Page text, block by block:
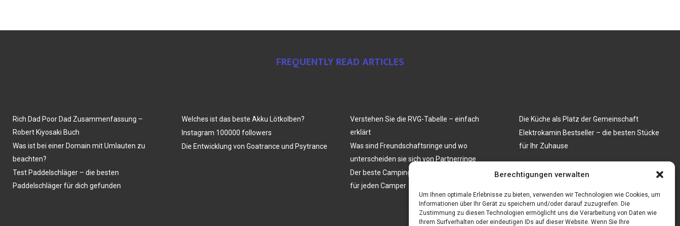
Berechtigungen verwalten
Um Ihnen optimale Erlebnisse zu bieten, verwenden wir Technologien wie Cookies, um
Informationen über Ihr Gerät zu speichern und/oder darauf zuzugreifen. Die
Zustimmung zu diesen Technologien ermöglicht uns die Verarbeitung von Daten wie
Ihrem Surfverhalten oder eindeutigen IDs auf dieser Website. Wenn Sie Ihre
FREQUENTLY READ ARTICLES
Rich Dad Poor Dad Zusammenfassung –
Robert Kiyosaki Buch
Was ist bei einer Domain mit Umlauten zu
beachten?
Test Paddelschläger – die besten
Paddelschläger für dich gefunden
Welches ist das beste Akku Lötkolben?
Instagram 100000 followers
Die Entwicklung von Goatrance und Psytrance
Verstehen Sie die RVG-Tabelle – einfach
erklärt
Was sind Freundschaftsringe und wo
unterscheiden sie sich von Partnerringe
Der beste Campingtisch mit Stühlen: Ein Muss
für jeden Camper
Die Küche als Platz der Gemeinschaft
Elektrokamin Bestseller – die besten Stücke
für Ihr Zuhause